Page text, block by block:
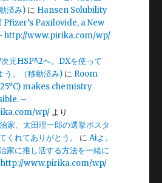
済み) に Hansen Solubility
Paxilovide, a New
http://www.pirika.com/wp/
元HSP^2へ。DXを使って
う。（移動済み) に Room
makes chemistry
–
wp/ より
家、太田理一郎の選挙ポスタ
くれてありがとう。
にAiよ。
家に推し活する方法を一緒に
http://www.pirika.com/wp/